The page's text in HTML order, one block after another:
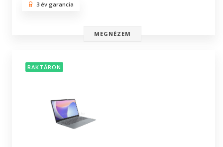
3 év garancia
MEGNÉZEM
RAKTÁRON